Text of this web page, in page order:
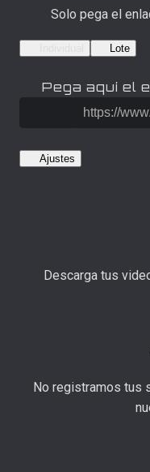
Solo pega el
Lote
Pega aquí el
Ajustes
Descarga tus
No registramos tus